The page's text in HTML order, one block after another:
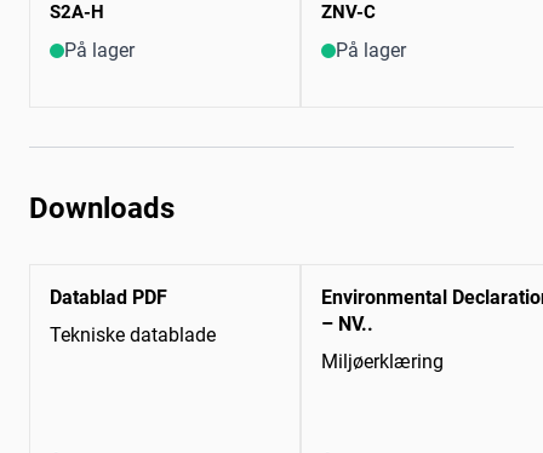
S2A-H
På lager
ZNV-C
På lager
Downloads
Datablad PDF
Tekniske datablade
Environmental
– NV..
Miljøerklæring